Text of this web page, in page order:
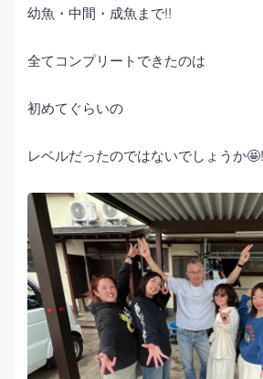
幼魚・中間・成魚まで‼️
全てコンプリートできたのは
初めてぐらいの
レベルだったのではないでしょうか